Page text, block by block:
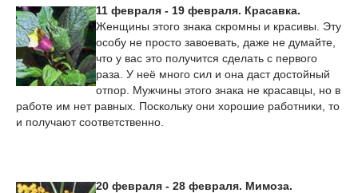
11 февраля - 19 февраля. Красавка.
Женщины этого знака скромны и красивы. Эту
особу не просто завоевать, даже не думайте,
что у вас это получится сделать с первого
раза. У неё много сил и она даст достойный
отпор. Мужчины этого знака не красавцы, но в
работе им нет равных. Поскольку они хорошие работники, то
и получают соответственно.
20 февраля - 28 февраля. Мимоза.